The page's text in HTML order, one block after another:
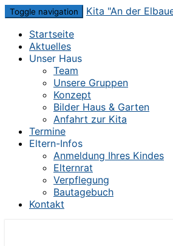
Skip
content
Toggle navigation
Kita "An der
Startseite
Aktuelles
Unser Haus
Team
Unsere Gruppen
Konzept
Bilder Haus & Garten
Anfahrt zur Kita
Termine
Eltern-Infos
Anmeldung Ihres Kindes
Elternrat
Verpflegung
Bautagebuch
Kontakt